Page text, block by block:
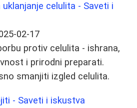
celulita - Saveti i
02-17
protiv celulita - ishrana,
i prirodni preparati.
smanjiti izgled celulita.
- Saveti i iskustva